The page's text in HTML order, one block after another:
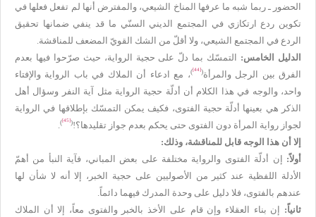
الحضور ـ ربما شبه ما عرفها المناخ الشيعي، والمفترض أنها لم تفعل فعلها في
تكوين ردع ارتكازي في المجتمع الديني السنّي ما قد ينفي ضمانها تحقيق
الردع في المجتمع الشيعي، ولا أقلّ من الشك القويّ المضعف للمناقشة.
الدليل الخامس: التمسّك بما دلّ على حجية الرواية، حيث صرّحوا فيها بعدم
الفرق بين الرجل والمرأة(
[44]
)، مع ادعاء أن الملاك في باب الرواية والإفتاء
واحد، والوجه في هذا الكلام أن أدلّة حجية الرواية مثل آية النفر وسؤال أهل
الذكر هي بعينها أدلّة حجية الفتوى، فكيف يمكن التمسّك بإطلاقها في الرواية
لجواز رواية المرأة دون الفتوى حتى يحكم بعدم جواز تقليدها؟!(
[45]
)
إلا أن هذا الوجه قابل للمناقشة، وذلك:
أولاً: إن أدلّة الفتوى والرواية مختلفة على بعض المباني، فآية النبأ من أهمّ
الأدلة اللفظية عند كثير من الأصوليين على حجية الخبر، إلا أنه لا شأن لها
عندهم بالفتوى، فلا دليل على وحدة المدرك فيهما دائماً.
ثانياً: إن بناء العقلاء وإن قام على الأخذ بالخبر والفتوى معاً، إلا أن الملاك